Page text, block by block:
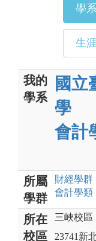
學
生
我的
學系
國立
學
會計
所屬
學群
財經學群
會計學類
所在
校區
三峽校區
23741新